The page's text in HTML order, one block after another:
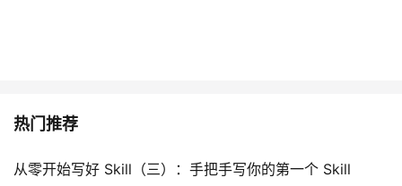
热门推荐
从零开始写好 Skill（三）：手把手写你的第一个 Skill